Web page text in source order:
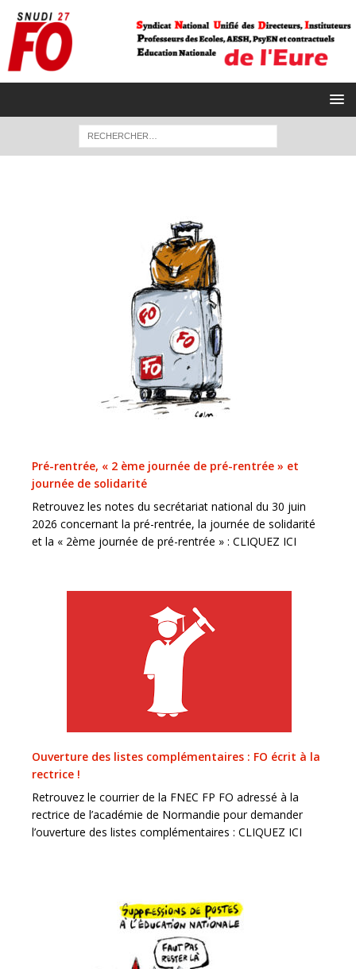
Pré-rentrée, « 2 ème journée de pré-rentrée » et
journée de solidarité
Retrouvez les notes du secrétariat national du 30 juin
2026 concernant la pré-rentrée, la journée de solidarité
et la « 2ème journée de pré-rentrée » : CLIQUEZ ICI
Ouverture des listes complémentaires : FO écrit à la
rectrice !
Retrouvez le courrier de la FNEC FP FO adressé à la
rectrice de l’académie de Normandie pour demander
l’ouverture des listes complémentaires : CLIQUEZ ICI